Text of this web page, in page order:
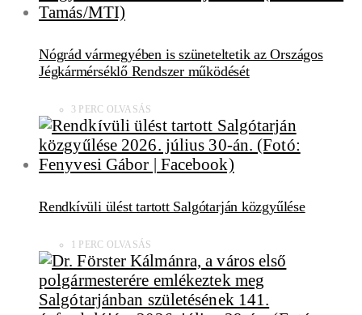
Nógrád vármegyében is szüneteltetik az Országos
Jégkármérséklő Rendszer működését
3 PERC OLVASÁS
Rendkívüli ülést tartott Salgótarján közgyűlése
1 PERC OLVASÁS